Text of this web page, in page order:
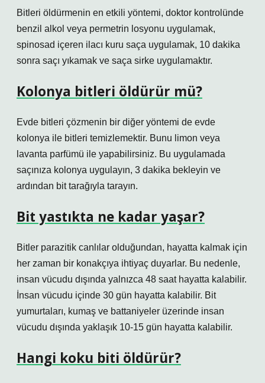
Bitleri öldürmenin en etkili yöntemi, doktor kontrolünde
benzil alkol veya permetrin losyonu uygulamak,
spinosad içeren ilacı kuru saça uygulamak, 10 dakika
sonra saçı yıkamak ve saça sirke uygulamaktır.
Kolonya bitleri öldürür mü?
Evde bitleri çözmenin bir diğer yöntemi de evde
kolonya ile bitleri temizlemektir. Bunu limon veya
lavanta parfümü ile yapabilirsiniz. Bu uygulamada
saçınıza kolonya uygulayın, 3 dakika bekleyin ve
ardından bit tarağıyla tarayın.
Bit yastıkta ne kadar yaşar?
Bitler parazitik canlılar olduğundan, hayatta kalmak için
her zaman bir konakçıya ihtiyaç duyarlar. Bu nedenle,
insan vücudu dışında yalnızca 48 saat hayatta kalabilir.
İnsan vücudu içinde 30 gün hayatta kalabilir. Bit
yumurtaları, kumaş ve battaniyeler üzerinde insan
vücudu dışında yaklaşık 10-15 gün hayatta kalabilir.
Hangi koku biti öldürür?